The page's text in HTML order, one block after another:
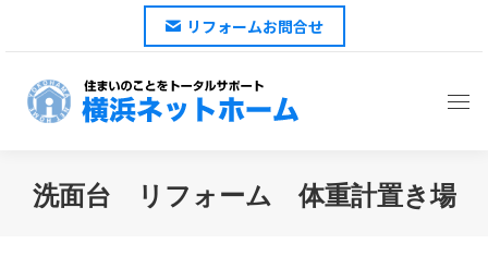
リフォームお問合せ
洗面台 リフォーム 体重計置き場